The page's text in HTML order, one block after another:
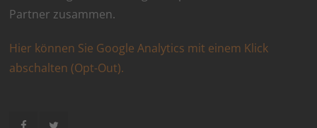
Partner zusammen.
Hier können Sie Google Analytics mit einem Klick
abschalten (Opt-Out).